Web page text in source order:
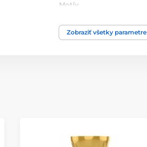
Motív
Typ ocenenia
Zobraziť všetky parametre